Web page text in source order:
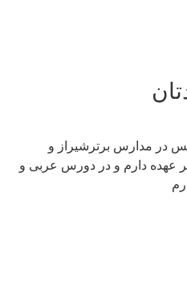
تدریس در مدارس برترشیراز و
عهده دارم و در دورس عربی و